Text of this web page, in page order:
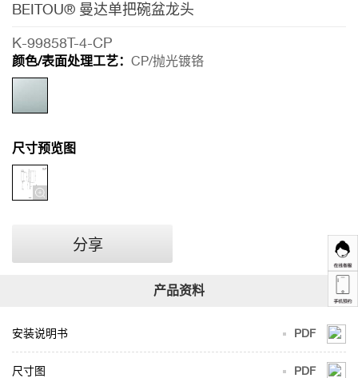
BEITOU®
曼
把
BEITOU® 曼达单把碗盆龙头
K-99858T-4-CP
颜色/表面处理工艺： CP/抛光镀铬
尺寸预览图
分享
PDF
安装说明书
PDF
尺寸图